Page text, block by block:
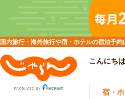
国内旅行・海外旅行や宿・ホテルの宿泊予
こんにち
宿・